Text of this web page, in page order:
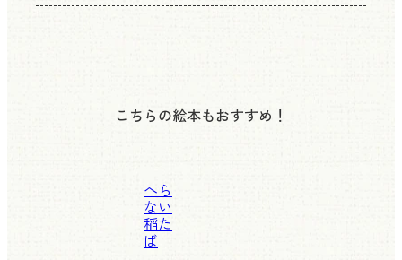
こちらの絵本もおすすめ！
へら
ない
稲た
ば